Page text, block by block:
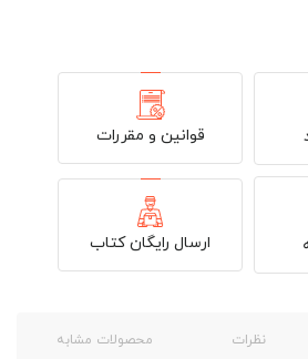
قوانین و مقررات
ارسال رایگان کتاب
نظرات محصولات مشابه